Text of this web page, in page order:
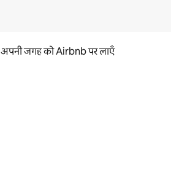
अपनी जगह को Airbnb पर लाएँ